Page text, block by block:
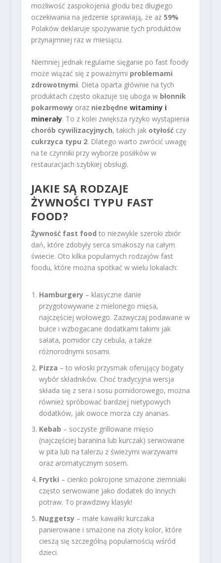
możliwość zaspokojenia głodu bez długiego
oczekiwania na jedzenie sprawiają, że aż 59%
Polaków deklaruje spożywanie tych produktów
przynajmniej raz w miesiącu.
Niemniej jednak regularne sięganie po fast foody
może wiązać się z poważnymi problemami
zdrowotnymi. Dieta oparta głównie na tych
produktach często okazuje się uboga w błonnik
pokarmowyoraz niezbędne witaminy i
minerały. To z kolei zwiększa ryzyko wystąpienia
chorób cywilizacyjnych, takich jak otyłośćczy
cukrzyca typu 2. Dlatego warto zwrócić uwagę
na te czynniki przy wyborze posiłków w
restauracjach szybkiej obsługi.
JAKIE SĄ RODZAJE
ŻYWNOŚCI TYPU FAST
FOOD?
Żywność fast food to niezwykle szeroki zbiór
dań, które zdobyły serca smakoszy na całym
świecie. Oto kilka popularnych rodzajów fast
foodu, które można spotkać w wielu lokalach:
Hamburgery– klasyczne danie
przygotowywane z mielonego mięsa,
najczęściej wołowego. Zazwyczaj podawane w
bułce i wzbogacane dodatkami takimi jak
sałata, pomidor czy cebula, a także
różnorodnymi sosami.
Pizza – to włoski przysmak oferujący bogaty
wybór składników. Choć tradycyjna wersja
składa się z sera i sosu pomidorowego, można
również spróbować bardziej nietypowych
dodatków, jak owoce morza czy ananas.
Kebab – soczyste grillowane mięso
(najczęściej baranina lub kurczak) serwowane
w pita lub na talerzu z świeżymi warzywami
oraz aromatycznym sosem.
Frytki – cienko pokrojone smażone ziemniaki
często serwowane jako dodatek do innych
potraw. To prawdziwy klasyk!
Nuggetsy– małe kawałki kurczaka
panierowane i smażone na złoty kolor, które
cieszą się szczególną popularnością wśród
dzieci.